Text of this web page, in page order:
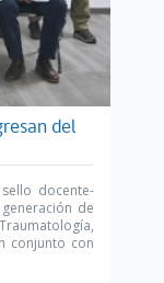
del
docente-
de
conjunto con